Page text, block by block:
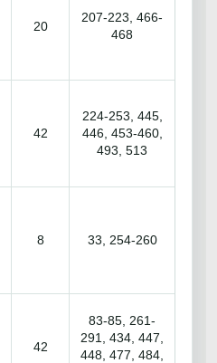
20
207-223, 466-
468
42
224-253, 445,
446, 453-460,
493, 513
8 33, 254-260
42
83-85, 261-
291, 434, 447,
448, 477, 484,